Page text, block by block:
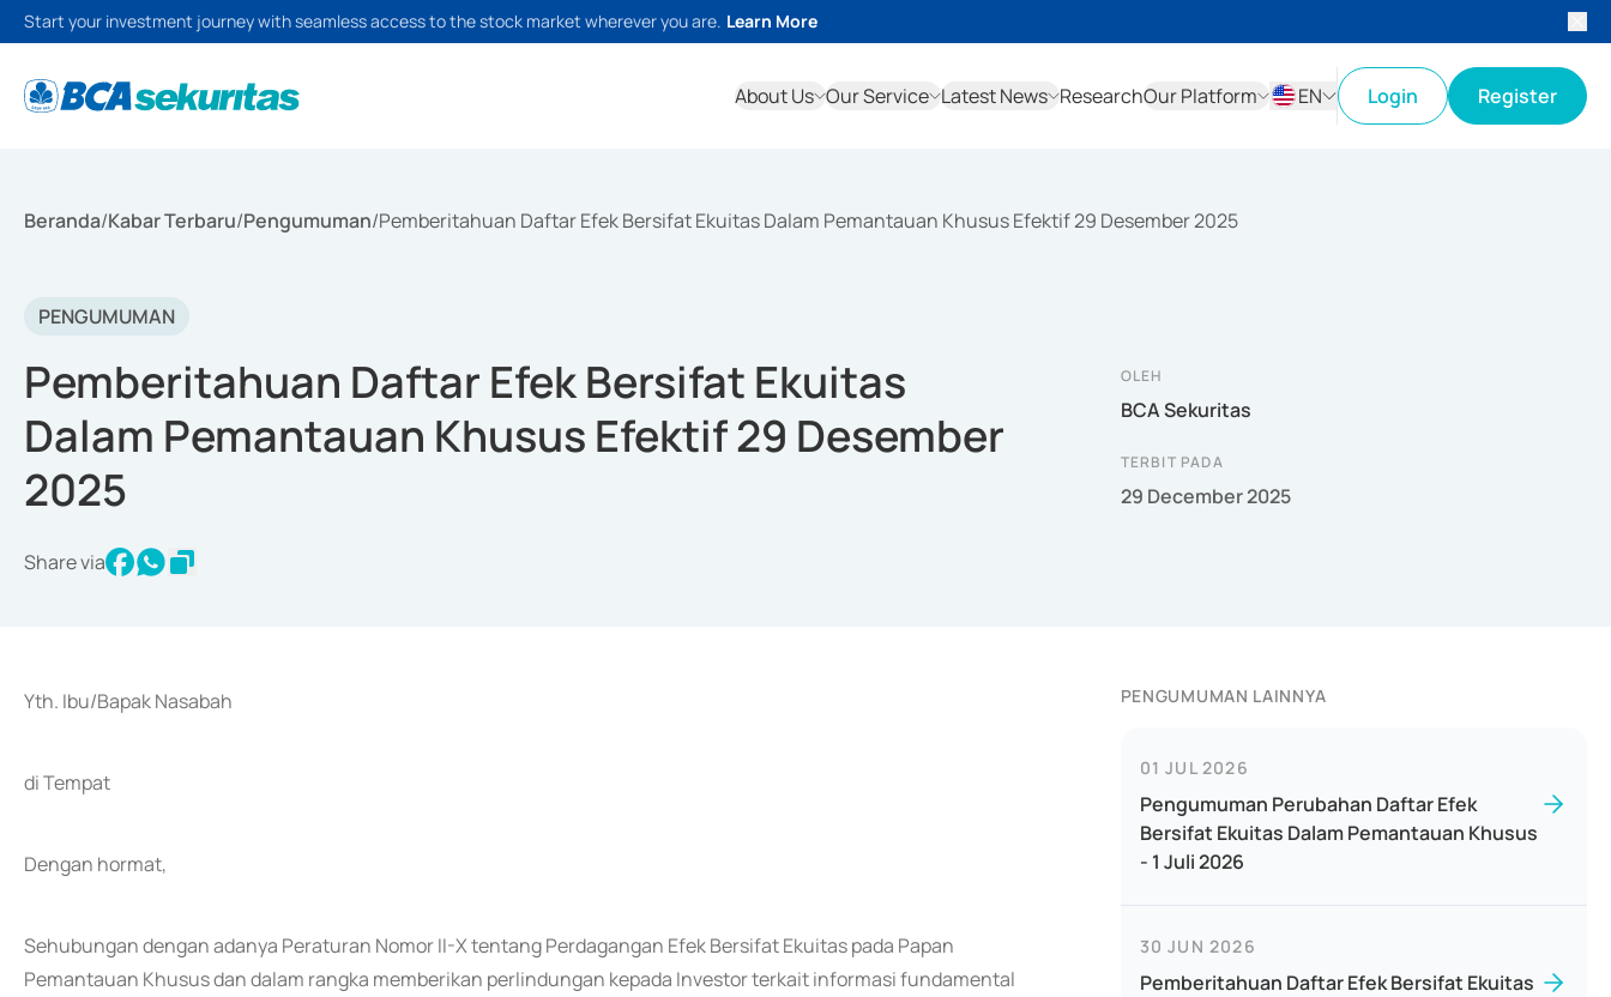
Start your investment journey with seamless access to the stock market wherever you are. Learn More
About Us Our Service Latest News ResearchOur Platform
EN
Login Register
Beranda/Kabar Terbaru/Pengumuman/Pemberitahuan Daftar Efek Bersifat Ekuitas Dalam Pemantauan Khusus Efektif 29 Desember 2025
PENGUMUMAN
Pemberitahuan Daftar Efek Bersifat Ekuitas
Dalam Pemantauan Khusus Efektif 29 Desember
2025
Share via
OLEH
BCA Sekuritas
TERBIT PADA
29 December 2025
Yth. Ibu/Bapak Nasabah
di Tempat
Dengan hormat,
Sehubungan dengan adanya Peraturan Nomor II-X tentang Perdagangan Efek Bersifat Ekuitas pada Papan
Pemantauan Khusus dan dalam rangka memberikan perlindungan kepada Investor terkait informasi fundamental
PENGUMUMAN LAINNYA
01 JUL 2026
Pengumuman Perubahan Daftar Efek
Bersifat Ekuitas Dalam Pemantauan Khusus
- 1 Juli 2026
30 JUN 2026
Pemberitahuan Daftar Efek Bersifat Ekuitas